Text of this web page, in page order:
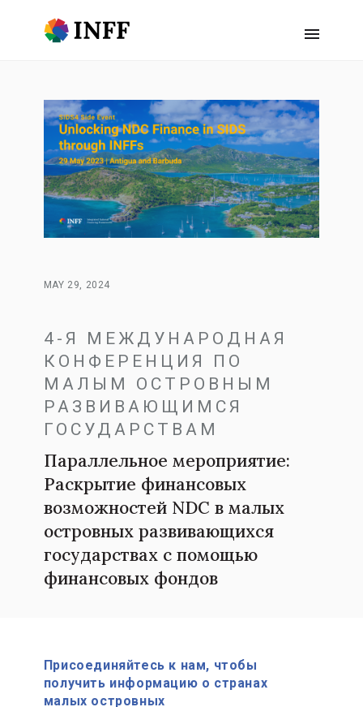
MAY 29, 2024
4-Я МЕЖДУНАРОДНАЯ
КОНФЕРЕНЦИЯ ПО
МАЛЫМ ОСТРОВНЫМ
РАЗВИВАЮЩИМСЯ
ГОСУДАРСТВАМ
Параллельное мероприятие:
Раскрытие финансовых
возможностей NDC в малых
островных развивающихся
государствах с помощью
финансовых фондов
Присоединяйтесь к нам, чтобы
получить информацию о странах
малых островных